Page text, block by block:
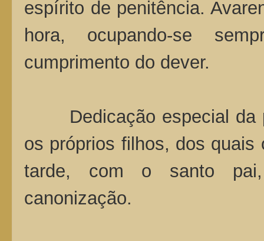
espírito de penitência.
hora, ocupando-se
cumprimento do dever.
Dedicação especial da
os próprios filhos, dos
tarde, com o santo
canonização.